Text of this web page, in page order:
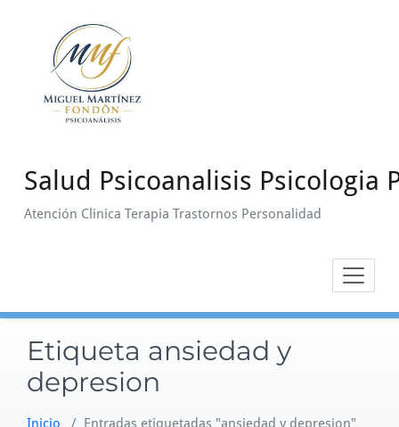
contenido
Salud Psicoanalisis Psicologia
Atención Clinica Terapia Trastornos Personalidad
Etiqueta ansiedad y
depresion
Inicio / Entradas etiquetadas "ansiedad y depresion"